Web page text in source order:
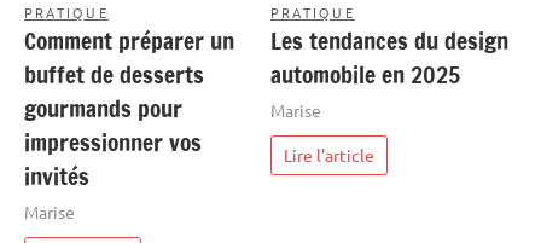
PRATIQUE
Comment préparer un
buffet de desserts
gourmands pour
impressionner vos
invités
Marise
PRATIQUE
Les tendances du design
automobile en 2025
Marise
Lire l'article